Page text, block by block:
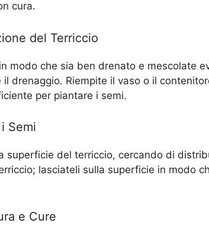
cura.
del Terriccio
modo che sia ben drenato e mescolate
drenaggio. Riempite il vaso o il
per piantare i semi.
Semi
superficie del terriccio, cercando di
lasciateli sulla superficie in modo
e Cure